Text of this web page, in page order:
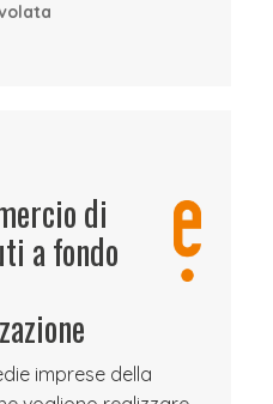
di
a fondo
imprese della